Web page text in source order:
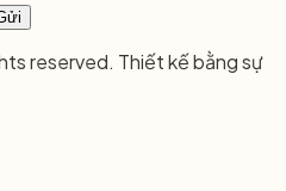
reserved. Thiết kế bằng sự